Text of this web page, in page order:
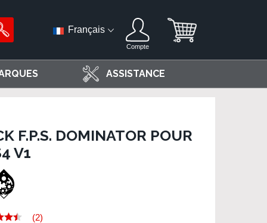
Français
Compte
ASSISTANCE
F.P.S. DOMINATOR POUR
V1
(2)